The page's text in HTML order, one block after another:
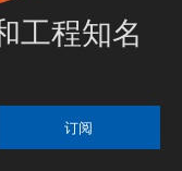
工程知名
订阅